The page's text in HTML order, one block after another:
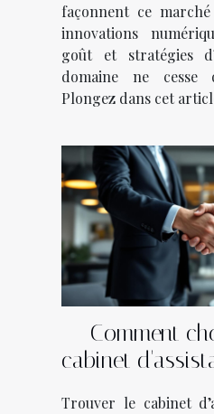
façonnent ce
innovations
goût et stratégies
domaine ne cesse
Plongez dans cet
Comment
cabinet
Trouver le cabinet